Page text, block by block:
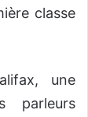
classe
une
parleurs